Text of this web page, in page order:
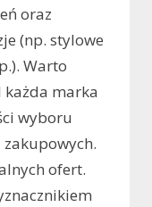
oraz
(np. stylowe
Warto
każda marka
wyboru
ofert.